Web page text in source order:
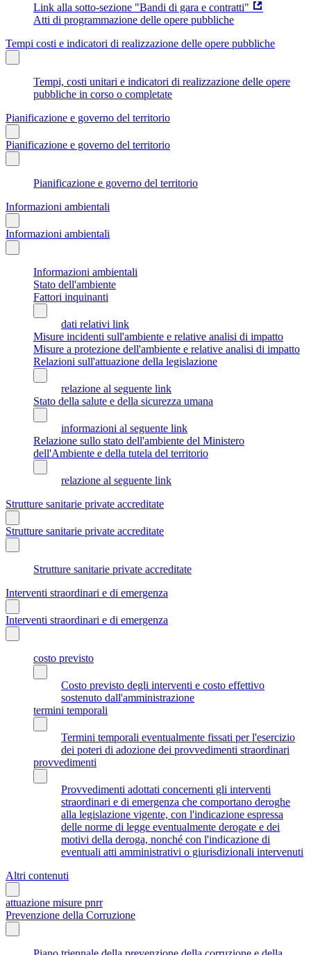
Link alla sotto-sezione "Bandi di gara e contratti"
Atti di programmazione delle opere pubbliche
Tempi costi e indicatori di realizzazione delle opere pubbliche
Tempi, costi unitari e indicatori di realizzazione delle opere
pubbliche in corso o completate
Pianificazione e governo del territorio
Pianificazione e governo del territorio
Pianificazione e governo del territorio
Informazioni ambientali
Informazioni ambientali
Informazioni ambientali
Stato dell'ambiente
Fattori inquinanti
dati relativi link
Misure incidenti sull'ambiente e relative analisi di impatto
Misure a protezione dell'ambiente e relative analisi di impatto
Relazioni sull'attuazione della legislazione
relazione al seguente link
Stato della salute e della sicurezza umana
informazioni al seguente link
Relazione sullo stato dell'ambiente del Ministero
dell'Ambiente e della tutela del territorio
relazione al seguente link
Strutture sanitarie private accreditate
Strutture sanitarie private accreditate
Strutture sanitarie private accreditate
Interventi straordinari e di emergenza
Interventi straordinari e di emergenza
costo previsto
Costo previsto degli interventi e costo effettivo
sostenuto dall'amministrazione
termini temporali
Termini temporali eventualmente fissati per l'esercizio
dei poteri di adozione dei provvedimenti straordinari
provvedimenti
Provvedimenti adottati concernenti gli interventi
straordinari e di emergenza che comportano deroghe
alla legislazione vigente, con l'indicazione espressa
delle norme di legge eventualmente derogate e dei
motivi della deroga, nonché con l'indicazione di
eventuali atti amministrativi o giurisdizionali intervenuti
Altri contenuti
attuazione misure pnrr
Prevenzione della Corruzione